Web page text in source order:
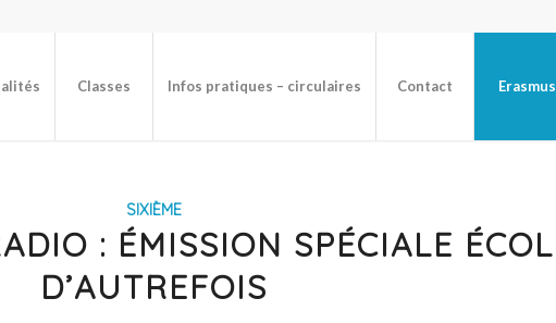
Classes Infos pratiques – circulaires Contact
SIXIÈME
: ÉMISSION SPÉCIALE
D’AUTREFOIS